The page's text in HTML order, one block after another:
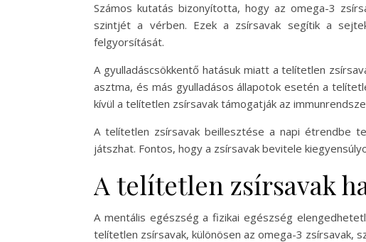
Számos kutatás bizonyította, hogy az omega-3
szintjét a vérben. Ezek a zsírsavak segítik a
felgyorsítását.
A gyulladáscsökkentő hatásuk miatt a telítetlen
asztma, és más gyulladásos állapotok esetén a
kívül a telítetlen zsírsavak támogatják az
A telítetlen zsírsavak beillesztése a napi étrendbe
játszhat. Fontos, hogy a zsírsavak bevitele
A telítetlen zsírsavak
A mentális egészség a fizikai egészség
telítetlen zsírsavak, különösen az omega-3 zsírsavak,